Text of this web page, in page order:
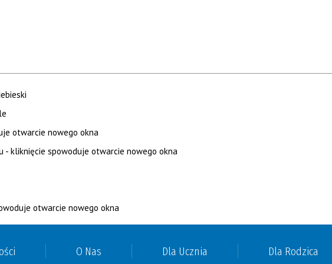
O Nas Dla Ucznia Dla Rodzica